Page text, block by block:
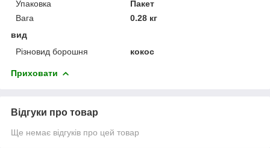
Упаковка
Пакет
Вага
0.28 кг
вид
Різновид борошня
кокос
Приховати
Відгуки про товар
Ще немає відгуків про цей товар